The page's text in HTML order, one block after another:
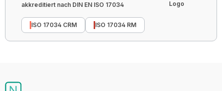
akkreditiert nach DIN EN ISO 17034
ISO 17034 CRM ISO 17034 RM